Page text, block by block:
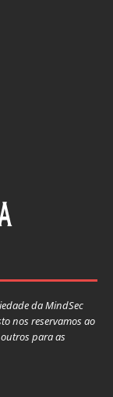
da MindSec
nos reservamos ao
para as